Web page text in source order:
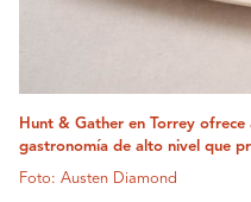
Hunt & Gather en Torrey ofrece
gastronomía de alto nivel que
Foto: Austen Diamond